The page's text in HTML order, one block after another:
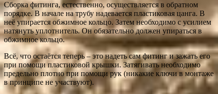
Сборка фитинга, естественно, осуществляется в обратном
порядке. В начале на трубу надевается пластиковая цанга. В
неё упирается обжимное кольцо. Затем необходимо с усилием
натянуть уплотнитель. Он обязательно должен упираться в
обжимное кольцо.
Всё, что остаётся теперь – это надеть сам фитинг и зажать его
при помощи пластиковой крышки. Затягивать необходимо
предельно плотно при помощи рук (никакие ключи в монтаже
в принципе не участвуют).